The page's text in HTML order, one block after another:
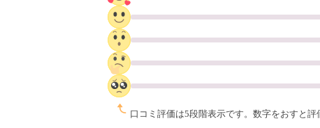
口コミ評価は5段階表示です。 数字をおすと評